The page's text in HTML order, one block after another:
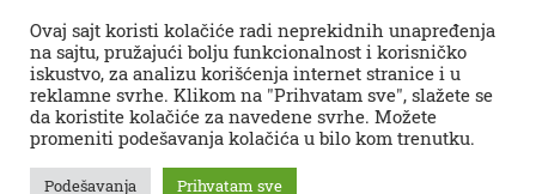
Sva prava zadržana © 2026. Zaječar Online
impresum PR tekstovi kontakt kolumne
Ovaj sajt koristi kolačiće radi neprekidnih unapređenja
na sajtu, pružajući bolju funkcionalnost i korisničko
iskustvo, za analizu korišćenja internet stranice i u
reklamne svrhe. Klikom na "Prihvatam sve", slažete se
da koristite kolačiće za navedene svrhe. Možete
promeniti podešavanja kolačića u bilo kom trenutku.
Podešavanja Prihvatam sve